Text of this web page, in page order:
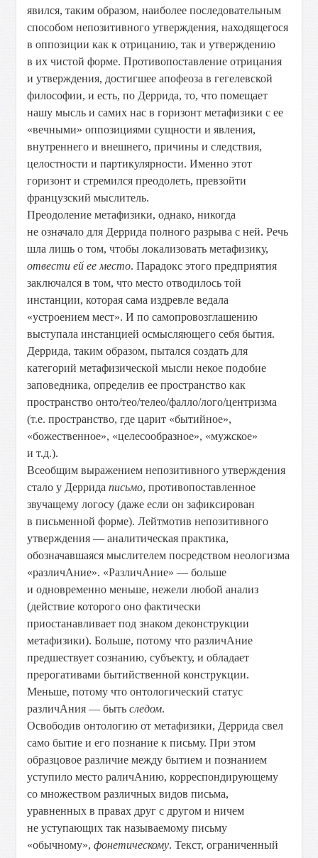
явился, таким образом, наиболее последовательным
способом непозитивного утверждения, находящегося
в оппозиции как к отрицанию, так и утверждению
в их чистой форме. Противопоставление отрицания
и утверждения, достигшее апофеоза в гегелевской
философии, и есть, по Деррида, то, что помещает
нашу мысль и самих нас в горизонт метафизики с ее
«вечными» оппозициями сущности и явления,
внутреннего и внешнего, причины и следствия,
целостности и партикулярности. Именно этот
горизонт и стремился преодолеть, превзойти
французский мыслитель.
Преодоление метафизики, однако, никогда
не означало для Деррида полного разрыва с ней. Речь
шла лишь о том, чтобы локализовать метафизику,
отвести ей ее место. Парадокс этого предприятия
заключался в том, что место отводилось той
инстанции, которая сама издревле ведала
«устроением мест». И по самопровозглашению
выступала инстанцией осмысляющего себя бытия.
Деррида, таким образом, пытался создать для
категорий метафизической мысли некое подобие
заповедника, определив ее пространство как
пространство онто/тео/телео/фалло/лого/центризма
(т.е. пространство, где царит «бытийное»,
«божественное», «целесообразное», «мужское»
и т.д.).
Всеобщим выражением непозитивного утверждения
стало у Дерридаписьмо, противопоставленное
звучащему логосу (даже если он зафиксирован
в письменной форме). Лейтмотив непозитивного
утверждения — аналитическая практика,
обозначавшаяся мыслителем посредством неологизма
«различАние». «РазличАние» — больше
и одновременно меньше, нежели любой анализ
(действие которого оно фактически
приостанавливает под знаком деконструкции
метафизики). Больше, потому что различАние
предшествует сознанию, субъекту, и обладает
прерогативами бытийственной конструкции.
Меньше, потому что онтологический статус
различАния — бытьследом.
Освободив онтологию от метафизики, Деррида свел
само бытие и его познание к письму. При этом
образцовое различие между бытием и познанием
уступило место раличАнию, корреспондирующему
со множеством различных видов письма,
уравненных в правах друг с другом и ничем
не уступающих так называемому письму
«обычному»,фонетическому. Текст, ограниченный